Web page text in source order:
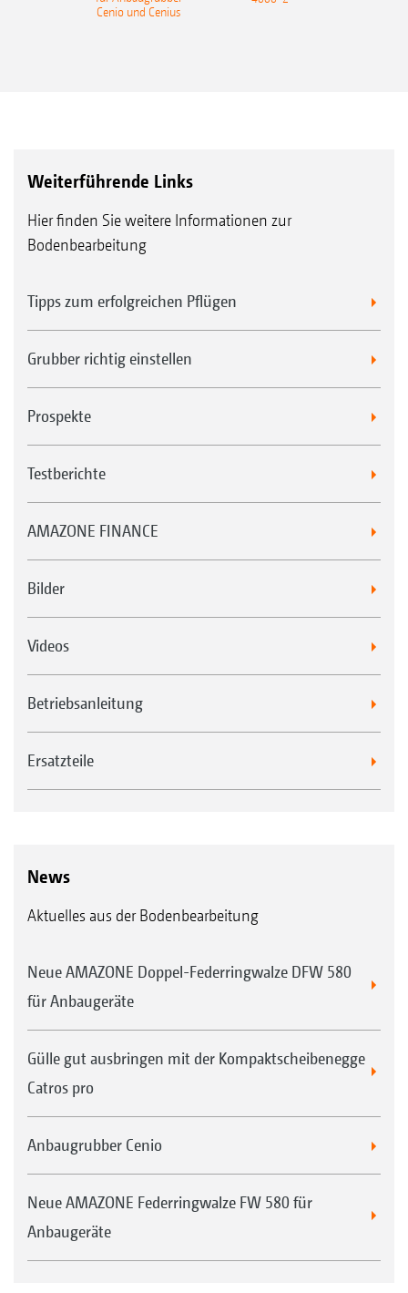
Cenio und Cenius
Weiterführende Links
Hier finden Sie weitere Informationen zur
Bodenbearbeitung
Tipps zum erfolgreichen Pflügen
Grubber richtig einstellen
Prospekte
Testberichte
AMAZONE FINANCE
Bilder
Videos
Betriebsanleitung
Ersatzteile
News
Aktuelles aus der Bodenbearbeitung
Neue AMAZONE Doppel-Federringwalze DFW 580
für Anbaugeräte
Gülle gut ausbringen mit der Kompaktscheibenegge
Catros pro
Anbaugrubber Cenio
Neue AMAZONE Federringwalze FW 580 für
Anbaugeräte